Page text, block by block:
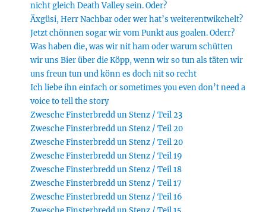
nicht gleich Death Valley sein. Oder?
Äxgüsi, Herr Nachbar oder wer hat’s weiterentwikchelt?
Jetzt chönnen sogar wir vom Punkt aus goalen. Oderr?
Was haben die, was wir nit ham oder warum schütten
wir uns Bier über die Köpp, wenn wir so tun als täten wir
uns freun tun und könn es doch nit so recht
Ich liebe ihn einfach or sometimes you even don’t need a
voice to tell the story
Zwesche Finsterbredd un Stenz / Teil 23
Zwesche Finsterbredd un Stenz / Teil 20
Zwesche Finsterbredd un Stenz / Teil 20
Zwesche Finsterbredd un Stenz / Teil 19
Zwesche Finsterbredd un Stenz / Teil 18
Zwesche Finsterbredd un Stenz / Teil 17
Zwesche Finsterbredd un Stenz / Teil 16